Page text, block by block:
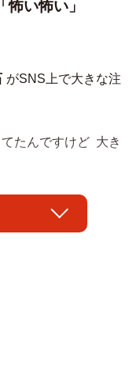
い怖い」
がSNS上で大きな注
たんですけど 大き
鉱物の採集・研究